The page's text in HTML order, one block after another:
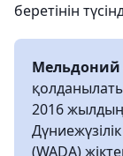
беретінін
Мельдоний
2016
(WADA)